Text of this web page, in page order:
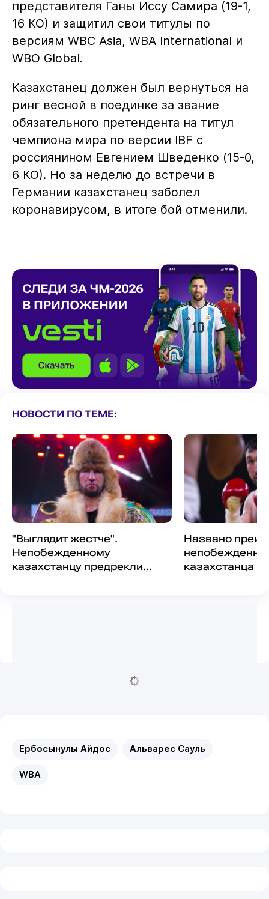
представителя Ганы Иссу Самира (19-1,
16 КО) и защитил свои титулы по
версиям WBC Asia, WBA International и
WBO Global.
Казахстанец должен был вернуться на
ринг весной в поединке за звание
обязательного претендента на титул
чемпиона мира по версии IBF с
россиянином Евгением Шведенко (15-0,
6 КО). Но за неделю до встречи в
Германии казахстанец заболел
коронавирусом, в итоге бой отменили.
НОВОСТИ ПО ТЕМЕ:
"Выглядит жестче".
Непобежденному
казахстанцу предрекли
Названо
казахстанца в
Ербосынулы Айдос Альварес Сауль
WBA